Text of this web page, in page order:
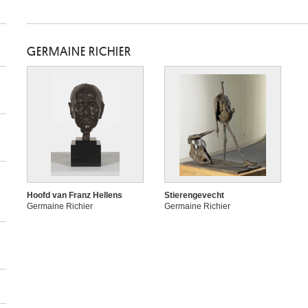
GERMAINE RICHIER
Hoofd van Franz Hellens
Germaine Richier
Stierengevecht
Germaine Richier